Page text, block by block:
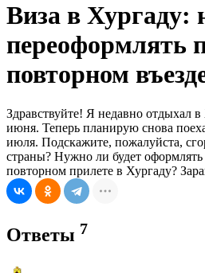
Виза в Хургаду:
переоформлять
повторном
Здравствуйте! Я недавно отдыхал
июня. Теперь планирую снова
июля. Подскажите, пожалуйста,
страны? Нужно ли будет
повторном прилете в Хургаду?
Ответы 7